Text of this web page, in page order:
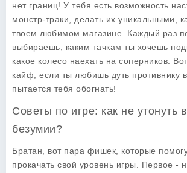
нет границ! У тебя есть возможность
монстр-траки, делать их уникальными,
твоем любимом магазине. Каждый раз
выбираешь, каким тачкам ты хочешь
какое колесо наехать на соперников.
кайф, если ты любишь дуть противнику
пытается тебя обогнать!
Советы по игре: как не утонуть
безумии?
Братан, вот пара фишек, которые
прокачать свой уровень игры. Первое -